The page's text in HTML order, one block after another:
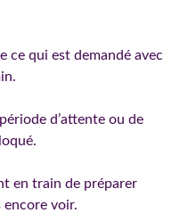
ce qui est demandé avec
d’attente ou de
en train de préparer
encore voir.